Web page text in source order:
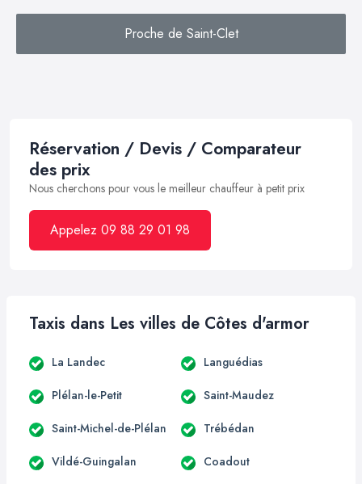
Proche de Saint-Clet
Réservation / Devis / Comparateur
des prix
Nous cherchons pour vous le meilleur chauffeur à petit prix
Appelez 09 88 29 01 98
Taxis dans Les villes de Côtes d'armor
La Landec Languédias
Plélan-le-Petit Saint-Maudez
Saint-Michel-de-Plélan Trébédan
Vildé-Guingalan Coadout